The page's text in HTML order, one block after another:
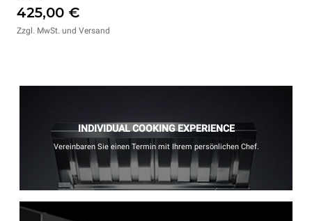
425,00 €
Zzgl. MwSt. und Versand
INDIVIDUAL COOKING EXPERIENCE
Vereinbaren Sie einen Termin mit Ihrem persönlichen Chef.